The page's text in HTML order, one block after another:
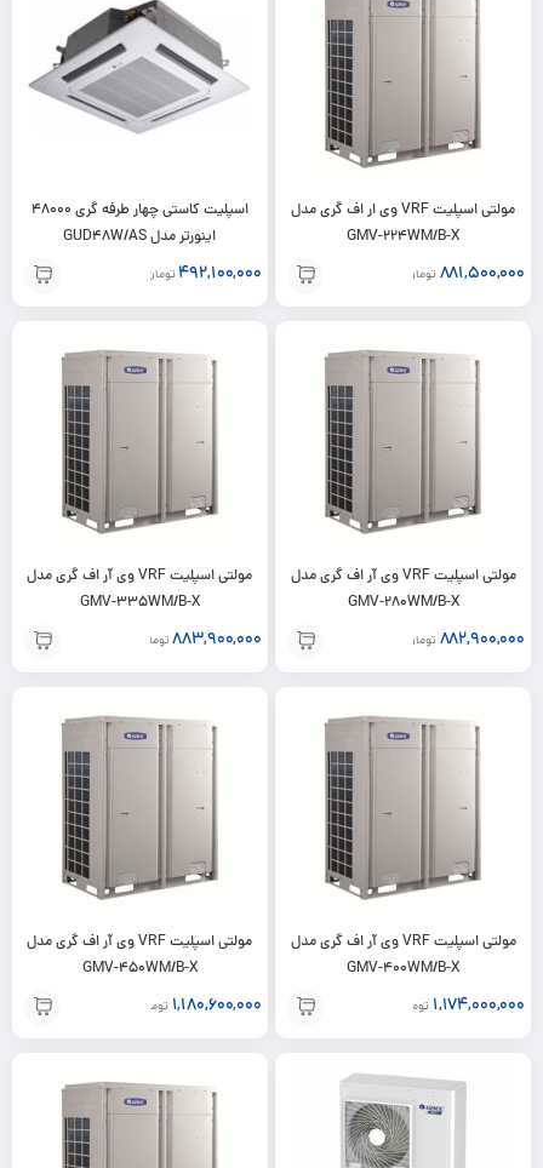
مولتی اسپلیت VRF وی ار اف گری مدل
GMV-224WM/B-X
881,500,000 تومان
اسپلیت کاستی چهار طرفه گری 48000
اینورتر مدل GUD48W/AS
492,100,000 تومان
مولتی اسپلیت VRF وی آر اف گری مدل
GMV-280WM/B-X
882,900,000 تومان
مولتی اسپلیت VRF وی آر اف گری مدل
GMV-335WM/B-X
883,900,000 تومان
مولتی اسپلیت VRF وی آر اف گری مدل
GMV-400WM/B-X
1,174,000,000 تومان
مولتی اسپلیت VRF وی آر اف گری مدل
GMV-450WM/B-X
1,180,600,000 تومان